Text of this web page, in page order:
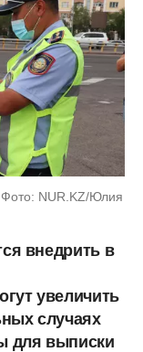
Фото: NUR.KZ/Юлия
внедрить в
увеличить
случаях
для выписки